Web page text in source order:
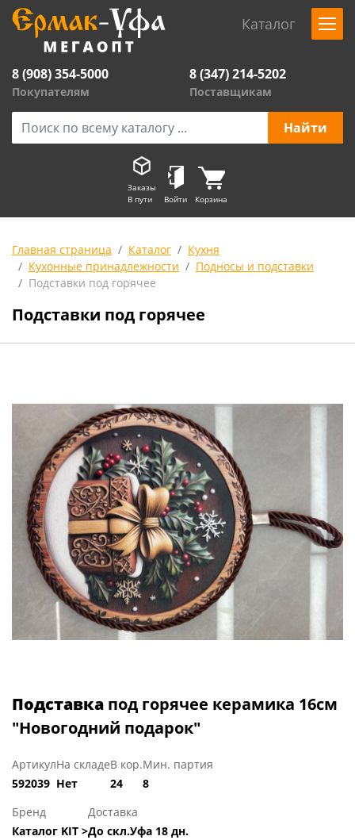
Каталог
8 (908) 354-5000
Покупателям
8 (347) 214-5202
Поставщикам
Заказы
В пути
Войти Корзина
Главная страница Каталог
Кухня
Кухонные принадлежности
Подносы и подставки
Подставки под горячее
Подставки под горячее
Подставка под горячее керамика 16см
"Новогодний подарок"
Артикул
592039
На складе
Нет
В кор.
24
Мин. партия
8
Бренд
Каталог KIT >
Доставка
До скл.Уфа 18 дн.